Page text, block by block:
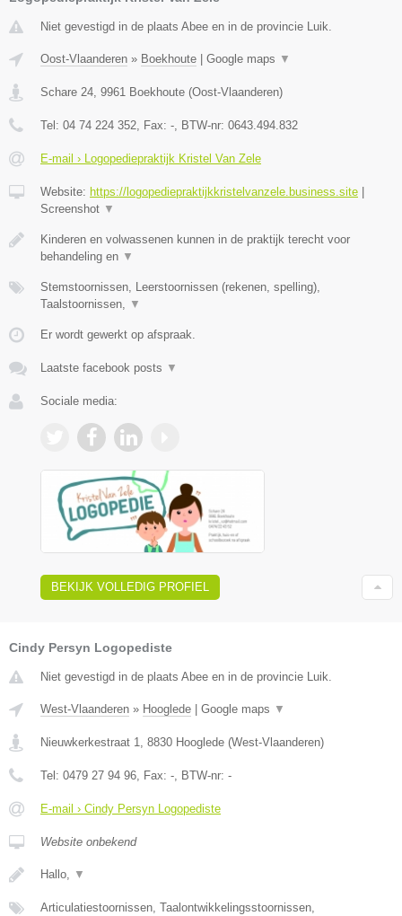
Niet gevestigd in de plaats Abee en in de provincie Luik.
Oost-Vlaanderen » Boekhoute | Google maps ▼
Schare 24 9961 Boekhoute (Oost-Vlaanderen)
Tel: 04 74 224 352 , Fax: - , BTW-nr: 0643.494.832
E-mail › Logopediepraktijk Kristel Van Zele
Website: https://logopediepraktijkkristelvanzele.business.site |
Screenshot ▼
Kinderen en volwassenen kunnen in de praktijk terecht voor
behandeling en ▼
Stemstoornissen, Leerstoornissen (rekenen, spelling),
Taalstoornissen,
▼
Er wordt gewerkt op afspraak.
Laatste facebook posts ▼
Sociale media:
BEKIJK VOLLEDIG PROFIEL
Cindy Persyn Logopediste
Niet gevestigd in de plaats Abee en in de provincie Luik.
West-Vlaanderen » Hooglede Google maps ▼
Nieuwkerkestraat 1 8830 Hooglede (West-Vlaanderen)
Tel: 0479 27 94 96 , Fax: - , BTW-nr: -
E-mail › Cindy Persyn Logopediste
Website onbekend
Hallo, ▼
Articulatiestoornissen, Taalontwikkelingsstoornissen,